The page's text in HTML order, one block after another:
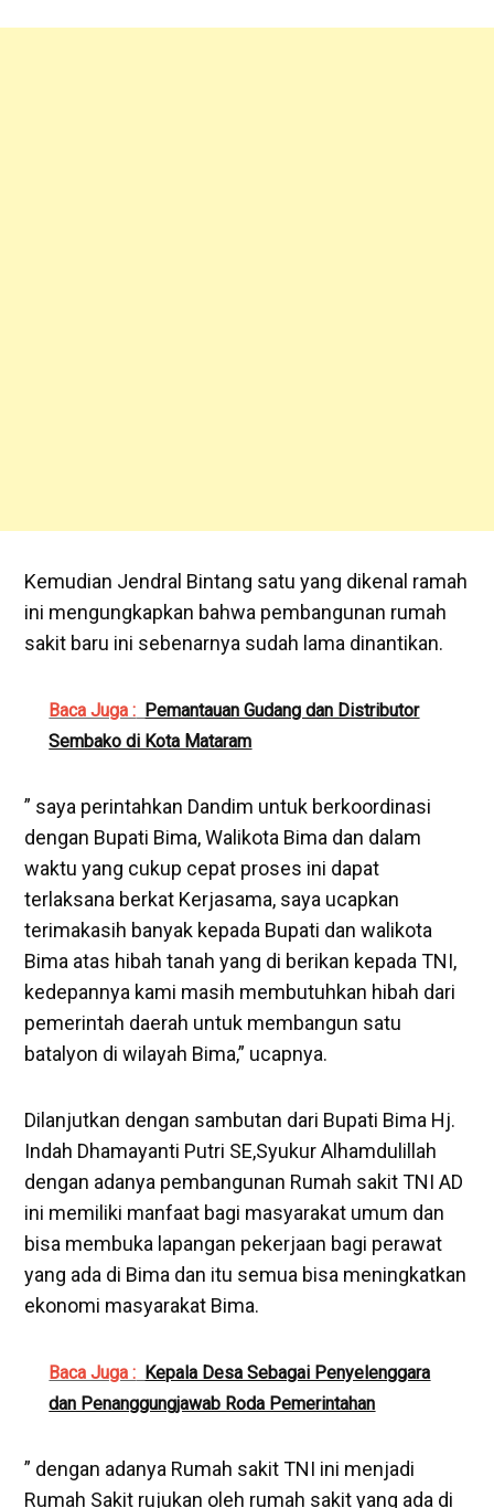
Kemudian Jendral Bintang satu yang dikenal ramah
ini mengungkapkan bahwa pembangunan rumah
sakit baru ini sebenarnya sudah lama dinantikan.
Baca Juga : Pemantauan Gudang dan Distributor
Sembako di Kota Mataram
” saya perintahkan Dandim untuk berkoordinasi
dengan Bupati Bima, Walikota Bima dan dalam
waktu yang cukup cepat proses ini dapat
terlaksana berkat Kerjasama, saya ucapkan
terimakasih banyak kepada Bupati dan walikota
Bima atas hibah tanah yang di berikan kepada TNI,
kedepannya kami masih membutuhkan hibah dari
pemerintah daerah untuk membangun satu
batalyon di wilayah Bima,” ucapnya.
Dilanjutkan dengan sambutan dari Bupati Bima Hj.
Indah Dhamayanti Putri SE,Syukur Alhamdulillah
dengan adanya pembangunan Rumah sakit TNI AD
ini memiliki manfaat bagi masyarakat umum dan
bisa membuka lapangan pekerjaan bagi perawat
yang ada di Bima dan itu semua bisa meningkatkan
ekonomi masyarakat Bima.
Baca Juga : Kepala Desa Sebagai Penyelenggara
dan Penanggungjawab Roda Pemerintahan
” dengan adanya Rumah sakit TNI ini menjadi
Rumah Sakit rujukan oleh rumah sakit yang ada di